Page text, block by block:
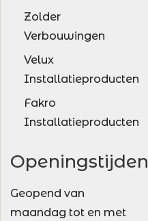
Zolder
Verbouwingen
Velux
Installatieproducten
Fakro
Installatieproducten
Openingstijden
Geopend van
maandag tot en met